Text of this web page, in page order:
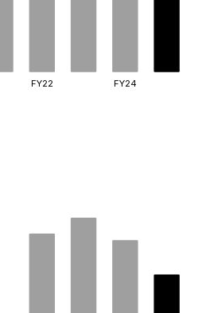
FY22 FY24